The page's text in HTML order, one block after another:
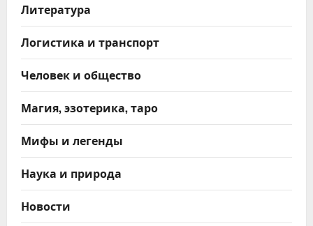
Литература
Логистика и транспорт
Человек и общество
Магия, эзотерика, таро
Мифы и легенды
Наука и природа
Новости